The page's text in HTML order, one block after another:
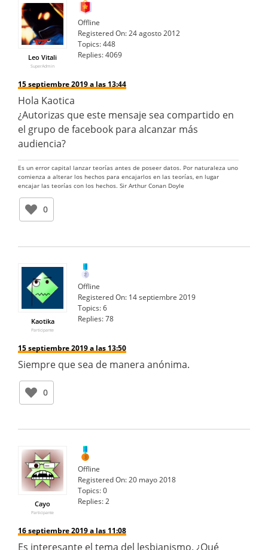
Leo Vitali
SuperAdmin
Offline
Registered On:24 agosto 2012
Topics:448
Replies:4069
15 septiembre 2019 a las 13:44
Hola Kaotica
¿Autorizas que este mensaje sea compartido en
el grupo de facebook para alcanzar más
audiencia?
Es un error capital lanzar teorías antes de poseer datos. Por naturaleza uno
comienza a alterar los hechos para encajarlos en las teorías, en lugar
encajar las teorías con los hechos. Sir Arthur Conan Doyle
0
Kaotika
Participante
Offline
Registered On: 14 septiembre 2019
Topics:6
Replies:78
15 septiembre 2019 a las 13:50
Siempre que sea de manera anónima.
0
Cayo
Participante
Offline
Registered On:20 mayo 2018
Topics:0
Replies:2
16 septiembre 2019 a las 11:08
Es interesante el tema del lesbianismo. ¿Qué